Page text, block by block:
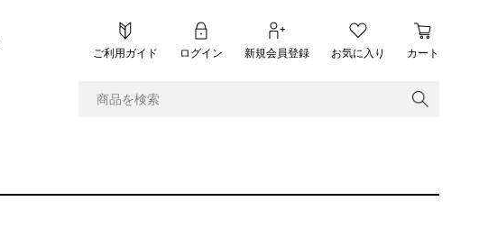
ご利用ガイド ログイン 新規会員登録 お気に入り カート